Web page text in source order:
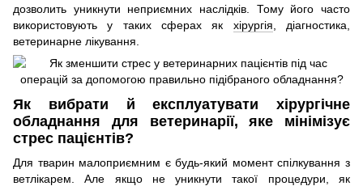
дозволить уникнути неприємних наслідків. Тому його часто
використовують у таких сферах як хірургія , діагностика,
ветеринарне лікування.
Як вибрати й експлуатувати хірургічне
обладнання для ветеринарії, яке мінімізує
стрес пацієнтів?
Для тварин малоприємним є будь-який момент спілкування з
ветлікарем. Але якщо не уникнути такої процедури, як